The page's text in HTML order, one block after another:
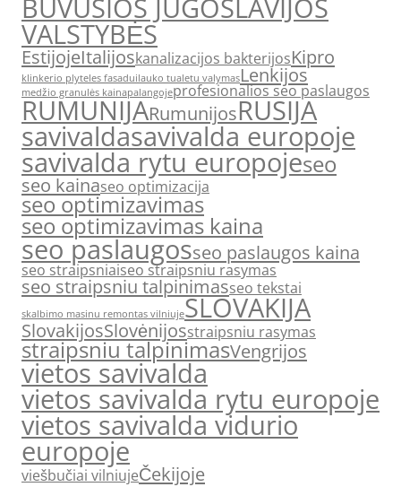
BUVUSIOS JUGOSLAVIJOS
VALSTYBĖS
EstijojeItalijoskanalizacijos bakterijosKipro
klinkerio plyteles fasaduilauko tualetu valymasLenkijos
medžio granulės kainapalangojeprofesionalios seo paslaugos
RUMUNIJARumunijosRUSIJA
savivaldasavivalda europoje
savivalda rytu europojeseo
seo kainaseo optimizacija
seo optimizavimas
seo optimizavimas kaina
seo paslaugosseo paslaugos kaina
seo straipsniaiseo straipsniu rasymas
seo straipsniu talpinimasseo tekstai
skalbimo masinu remontas vilniujeSLOVAKIJA
SlovakijosSlovėnijosstraipsniu rasymas
straipsniu talpinimasVengrijos
vietos savivalda
vietos savivalda rytu europoje
vietos savivalda vidurio
europoje
viešbučiai vilniujeČekijoje